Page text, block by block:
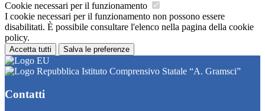
Cookie necessari per il funzionamento
I cookie necessari per il funzionamento non possono essere
disabilitati. È possibile consultare l'elenco nella pagina della cookie
policy.
Accetta tutti Salva le preferenze
Istituto Comprensivo Statale “A. Gramsci”
Contatti